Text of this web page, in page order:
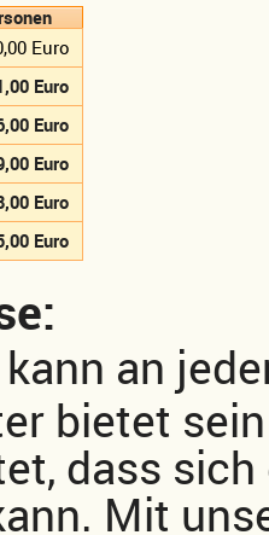
Euro
Euro
Euro
Euro
Euro
Euro
an
bietet
dass
Mit